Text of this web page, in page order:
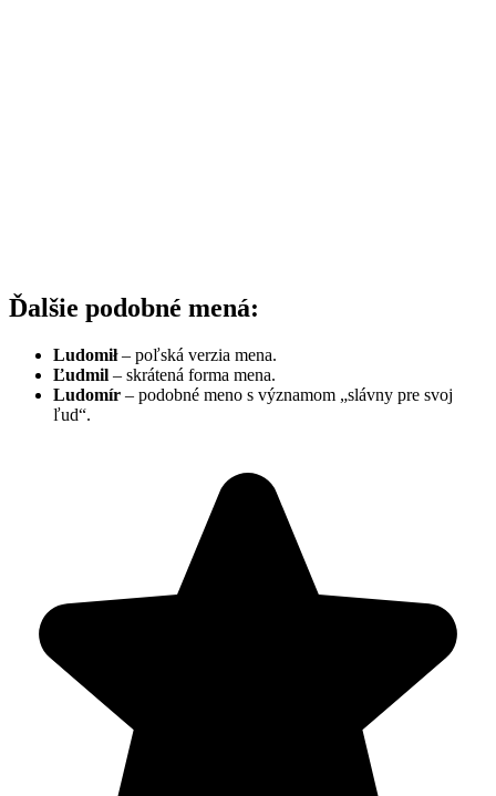
Ďalšie podobné mená:
Ludomił– poľská verzia mena.
Ľudmil – skrátená forma mena.
Ludomír – podobné meno s významom „slávny pre svoj
ľud“.